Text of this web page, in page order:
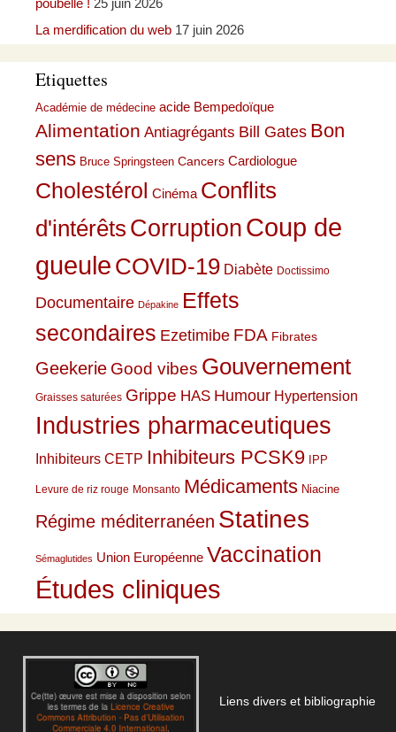
poubelle ! 25 juin 2026
La merdification du web 17 juin 2026
Etiquettes
Académie de médecine acide Bempedoïque
Alimentation Antiagrégants Bill Gates Bon
sens Bruce Springsteen Cancers Cardiologue
Cholestérol Cinéma Conflits
d'intérêts CorruptionCoup de
gueule COVID-19 Diabète Doctissimo
Documentaire Dépakine Effets
secondaires Ezetimibe FDA Fibrates
Geekerie Good vibes Gouvernement
Graisses saturées Grippe HAS Humour Hypertension
Industries pharmaceutiques
Inhibiteurs CETP Inhibiteurs PCSK9 IPP
Levure de riz rouge Monsanto Médicaments Niacine
Régime méditerranéen Statines
Sémaglutides Union Européenne Vaccination
Études cliniques
Liens divers et bibliographie